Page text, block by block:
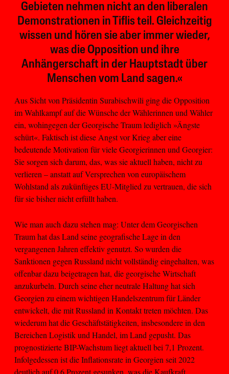
Gebieten nehmen nicht an den liberalen
Demonstrationen in Tiflis teil. Gleichzeitig
wissen und hören sie aber immer wieder,
was die Opposition und ihre
Anhängerschaft in der Hauptstadt über
Menschen vom Land sagen.«
Aus Sicht von Präsidentin Surabischwili ging die Opposition
im Wahlkampf auf die Wünsche der Wählerinnen und Wähler
ein, wohingegen der Georgische Traum lediglich »Ängste
schürt«. Faktisch ist diese Angst vor Krieg aber eine
bedeutende Motivation für viele Georgierinnen und Georgier:
Sie sorgen sich darum, das, was sie aktuell haben, nicht zu
verlieren – anstatt auf Versprechen von europäischem
Wohlstand als zukünftiges EU-Mitglied zu vertrauen, die sich
für sie bisher nicht erfüllt haben.
Wie man auch dazu stehen mag: Unter dem Georgischen
Traum hat das Land seine geografische Lage in den
vergangenen Jahren effektiv genutzt. So wurden die
Sanktionen gegen Russland nicht vollständig eingehalten, was
offenbar dazu beigetragen hat, die georgische Wirtschaft
anzukurbeln. Durch seine eher neutrale Haltung hat sich
Georgien zu einem wichtigen Handelszentrum für Länder
entwickelt, die mit Russland in Kontakt treten möchten. Das
wiederum hat die Geschäftstätigkeiten, insbesondere in den
Bereichen Logistik und Handel, im Land gepusht. Das
prognostizierte BIP-Wachstum liegt aktuell bei 7,1 Prozent.
Infolgedessen ist die Inflationsrate in Georgien seit 2022